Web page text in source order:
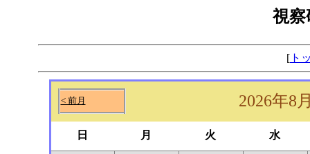
視察
[ ト
< 前月 2026年8
日 月 火 水